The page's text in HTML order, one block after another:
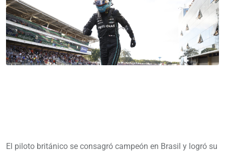
El piloto británico se consagró campeón en Brasil y logró su